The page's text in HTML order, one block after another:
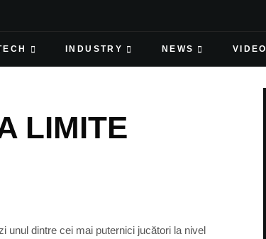
INDUSTRY NEWS VIDEO
LIMITE
unul dintre cei mai puternici jucători la nivel